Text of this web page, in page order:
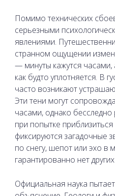
Помимо технических
серьезными
явлениями.
странном ощущении
— минуты кажутся часами,
как будто уплотняется. В
часто возникают
Эти тени могут
часами, однако
при попытке
фиксируются загадочные
по снегу, шепот или эхо в
гарантированно нет
Официальная наука